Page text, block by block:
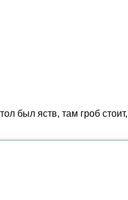
был яств, там гроб